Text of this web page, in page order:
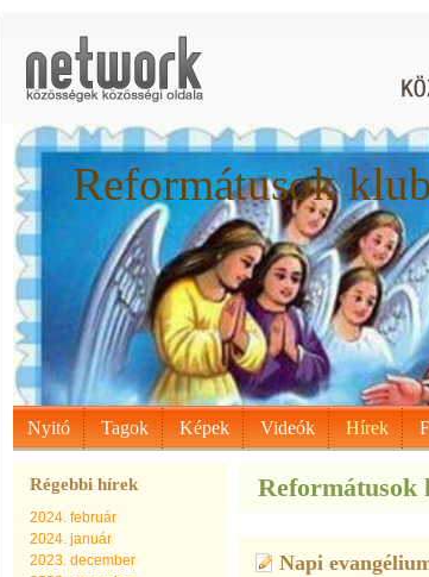
Reformátusok
Nyitó Tagok Képek Videók Hírek
Régebbi hírek
2024. február
2024. január
2023. december
Napi